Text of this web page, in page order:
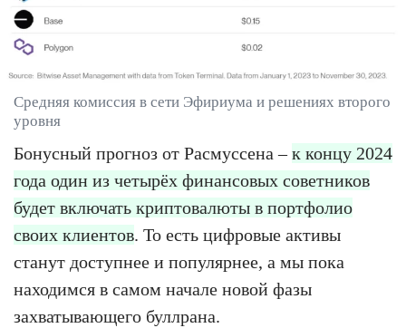
Средняя комиссия в сети Эфириума и решениях второго
уровня
Бонусный прогноз от Расмуссена –к концу 2024
года один из четырёх финансовых советников
будет включать криптовалюты в портфолио
своих клиентов. То есть цифровые активы
станут доступнее и популярнее, а мы пока
находимся в самом начале новой фазы
захватывающего буллрана.